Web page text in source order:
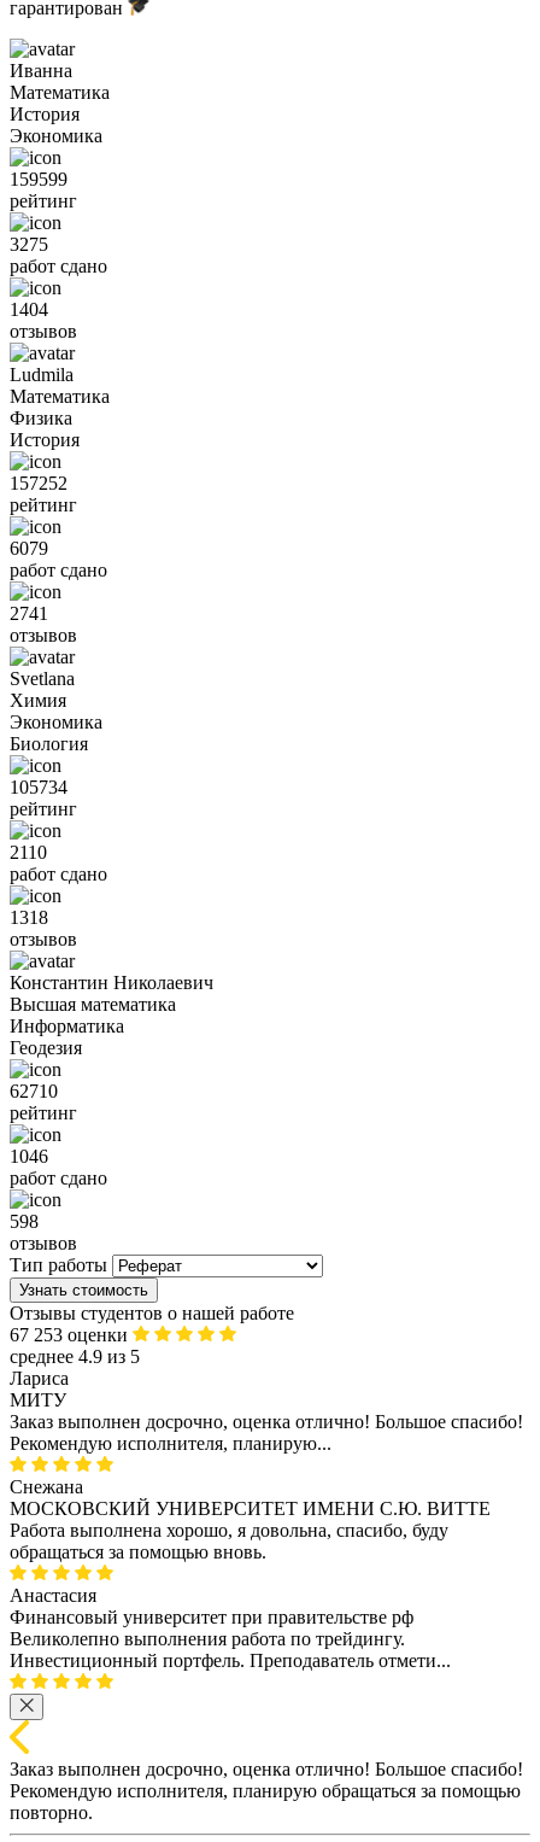
гарантирован
Иванна
Математика
История
Экономика
159599
рейтинг
3275
работ сдано
1404
отзывов
Ludmila
Математика
Физика
История
157252
рейтинг
6079
работ сдано
2741
отзывов
Svetlana
Химия
Экономика
Биология
105734
рейтинг
2110
работ сдано
1318
отзывов
Константин Николаевич
Высшая математика
Информатика
Геодезия
62710
рейтинг
1046
работ сдано
598
отзывов
Тип работы
Узнать стоимость
Отзывы студентов о нашей работе
67 253 оценки
среднее 4.9 из 5
Лариса
МИТУ
Заказ выполнен досрочно, оценка отлично! Большое спасибо!
Рекомендую исполнителя, планирую...
Снежана
МОСКОВСКИЙ УНИВЕРСИТЕТ ИМЕНИ С.Ю. ВИТТЕ
Работа выполнена хорошо, я довольна, спасибо, буду
обращаться за помощью вновь.
Анастасия
Финансовый университет при правительстве рф
Великолепно выполнения работа по трейдингу.
Инвестиционный портфель. Преподаватель отмети...
Заказ выполнен досрочно, оценка отлично! Большое спасибо!
Рекомендую исполнителя, планирую обращаться за помощью
повторно.